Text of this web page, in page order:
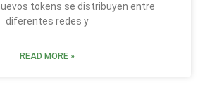
tokens se distribuyen entre
diferentes redes y
READ MORE »